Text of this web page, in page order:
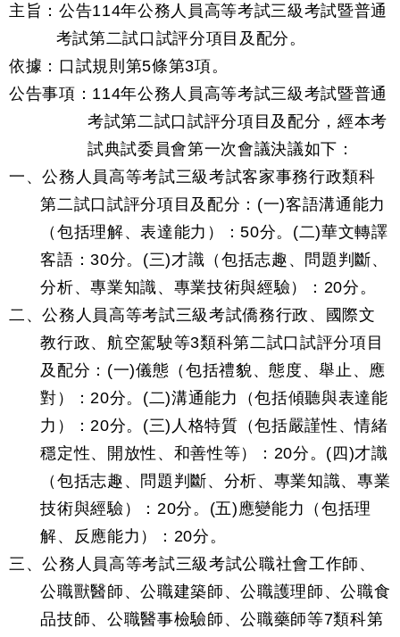
主旨：公告114年公務人員高等考試三級考試暨普通
考試第二試口試評分項目及配分。
依據：口試規則第5條第3項。
公告事項：114年公務人員高等考試三級考試暨普通
考試第二試口試評分項目及配分，經本考
試典試委員會第一次會議決議如下：
一、公務人員高等考試三級考試客家事務行政類科
第二試口試評分項目及配分：(一)客語溝通能力
（包括理解、表達能力）：50分。(二)華文轉譯
客語：30分。(三)才識（包括志趣、問題判斷、
分析、專業知識、專業技術與經驗）：20分。
二、公務人員高等考試三級考試僑務行政、國際文
教行政、航空駕駛等3類科第二試口試評分項目
及配分：(一)儀態（包括禮貌、態度、舉止、應
對）：20分。(二)溝通能力（包括傾聽與表達能
力）：20分。(三)人格特質（包括嚴謹性、情緒
穩定性、開放性、和善性等）：20分。(四)才識
（包括志趣、問題判斷、分析、專業知識、專業
技術與經驗）：20分。(五)應變能力（包括理
解、反應能力）：20分。
三、公務人員高等考試三級考試公職社會工作師、
公職獸醫師、公職建築師、公職護理師、公職食
品技師、公職醫事檢驗師、公職藥師等7類科第